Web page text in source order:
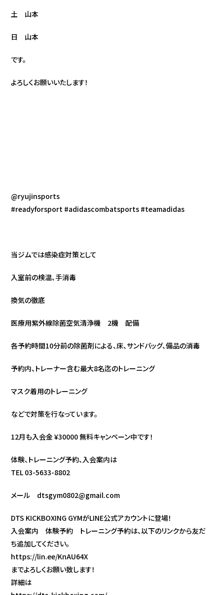
土 山本
日 山本
です。
よろしくお願いいたします！
@ryujinsports
#readyforsport #adidascombatsports #teamadidas
当ジムでは感染症対策として
入室前の検温、手消毒
換気の徹底
医療用紫外線除菌空気清浄機 2機 配備
各予約時間10分前の除菌剤による、床、サンドバッグ、備品の消毒
予約内、トレーナー含む最大8名迄のトレーニング
マスク着用のトレーニング
などで対策を行なっています。
12月も入会金 ¥30000 無料キャンペーン中です！
体験、トレーニング予約、入会案内は
TEL 03-5633-8802
メール dtsgym0802@gmail.com
DTS KICKBOXING GYMがLINE公式アカウントに登場！
入会案内 体験予約 トレーニング予約は、以下のリンクから友だ
ち追加してください。
https://lin.ee/KnAU64X
までよろしくお願い致します！
詳細は